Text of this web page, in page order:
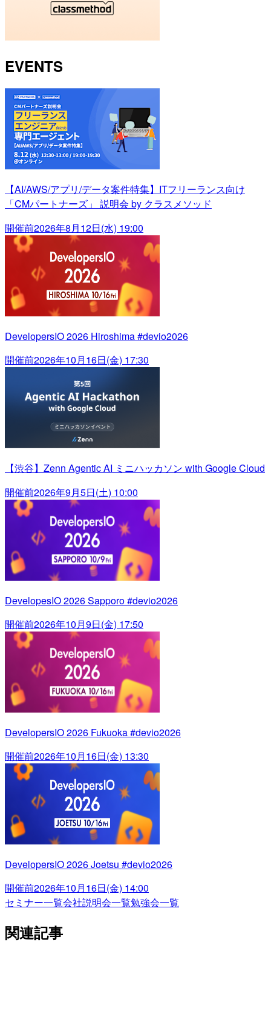
EVENTS
【AI/AWS/アプリ/データ案件特集】ITフリーランス向け
「CMパートナーズ」 説明会 by クラスメソッド
開催前2026年8月12日(水) 19:00
DevelopersIO 2026 Hiroshima #devio2026
開催前2026年10月16日(金) 17:30
【渋谷】Zenn Agentic AI ミニハッカソン with Google Cloud
開催前2026年9月5日(土) 10:00
DevelopesIO 2026 Sapporo #devio2026
開催前2026年10月9日(金) 17:50
DevelopersIO 2026 Fukuoka #devio2026
開催前2026年10月16日(金) 13:30
DevelopersIO 2026 Joetsu #devio2026
開催前2026年10月16日(金) 14:00
セミナー一覧会社説明会一覧勉強会一覧
関連記事